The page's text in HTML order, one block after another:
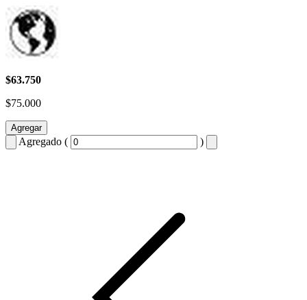
$63.750
$75.000
Agregar
Agregado ( )